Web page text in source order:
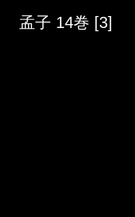
孟子 14巻 [3]